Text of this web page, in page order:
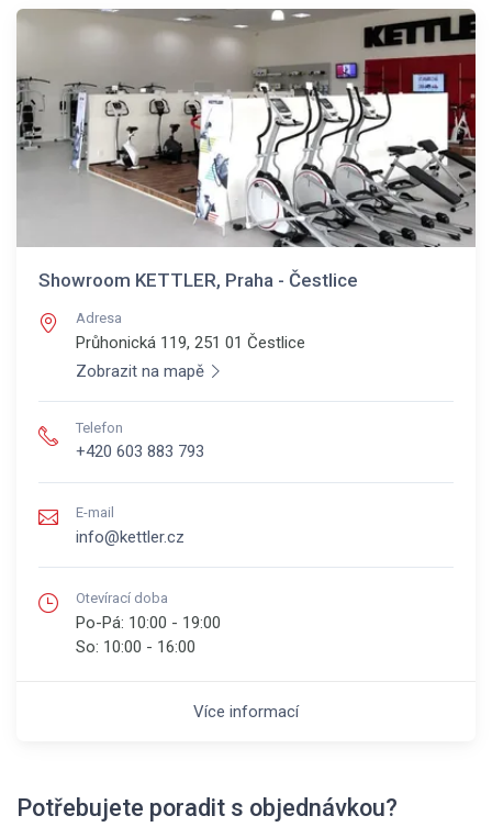
Showroom KETTLER, Praha - Čestlice
Adresa
Průhonická 119, 251 01 Čestlice
Zobrazit na mapě
Telefon
+420 603 883 793
E-mail
info@kettler.cz
Otevírací doba
Po-Pá: 10:00 - 19:00
So: 10:00 - 16:00
Více informací
Potřebujete poradit s objednávkou?